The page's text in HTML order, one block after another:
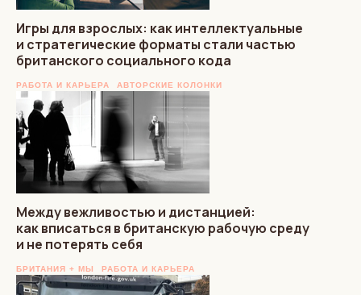
Игры для взрослых: как интеллектуальные
и стратегические форматы стали частью
британского социального кода
РАБОТА И КАРЬЕРА АВТОРСКИЕ КОЛОНКИ
Между вежливостью и дистанцией:
как вписаться в британскую рабочую среду
и не потерять себя
БРИТАНИЯ + МЫ РАБОТА И КАРЬЕРА